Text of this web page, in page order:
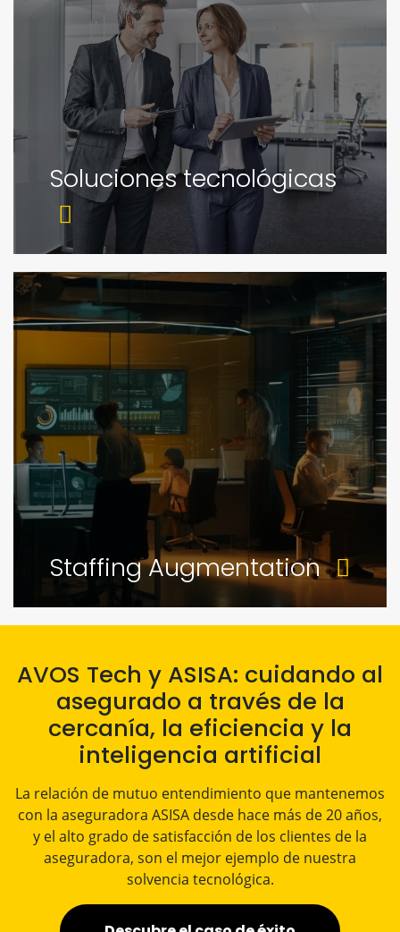
Soluciones tecnológicas
Staffing Augmentation
AVOS Tech y ASISA: cuidando al
asegurado a través de la
cercanía, la eficiencia y la
inteligencia artificial​
La relación de mutuo entendimiento que mantenemos
con la aseguradora ASISA desde hace más de 20 años,
y el alto grado de satisfacción de los clientes de la
aseguradora, son el mejor ejemplo de nuestra
solvencia tecnológica.